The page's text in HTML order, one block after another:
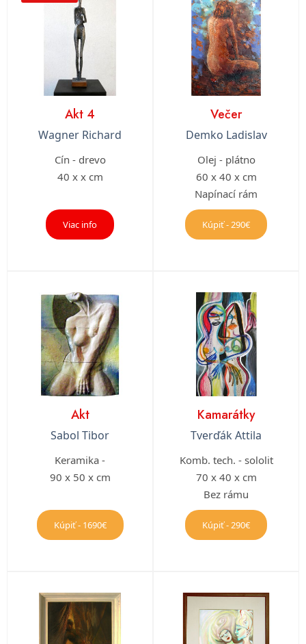
Akt 4
Wagner Richard
Cín - drevo
40 x x cm
Viac info
Večer
Demko Ladislav
Olej - plátno
60 x 40 x cm
Napínací rám
Kúpiť - 290€
Akt
Sabol Tibor
Keramika -
90 x 50 x cm
Kúpiť - 1690€
Kamarátky
Tverďák Attila
Komb. tech. - sololit
70 x 40 x cm
Bez rámu
Kúpiť - 290€